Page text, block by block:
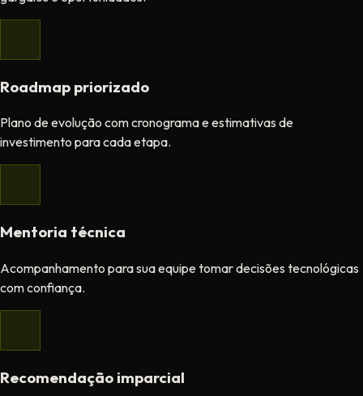
Roadmap priorizado
Plano de evolução com cronograma e estimativas de
investimento para cada etapa.
Mentoria técnica
Acompanhamento para sua equipe tomar decisões tecnológicas
com confiança.
Recomendação imparcial